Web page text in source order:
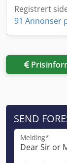
Registrert
91 Annonser
SEND
Melding*